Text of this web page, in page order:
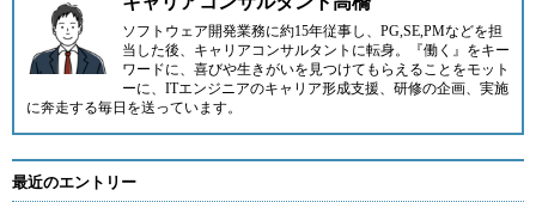
ソフトウェア開発業務に約15年従事し、PG,SE,PMなどを担
当した後、キャリアコンサルタントに転身。『働く』をキー
ワードに、喜びや生きがいを見つけてもらえることをモット
ーに、ITエンジニアのキャリア形成支援、研修の企画、実施
に奔走する毎日を送っています。
最近のエントリー